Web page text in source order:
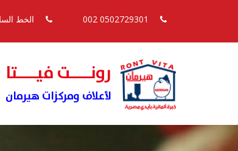
الخط
رونــــت فيــــتا
لأعلاف ومركزات هيرمان